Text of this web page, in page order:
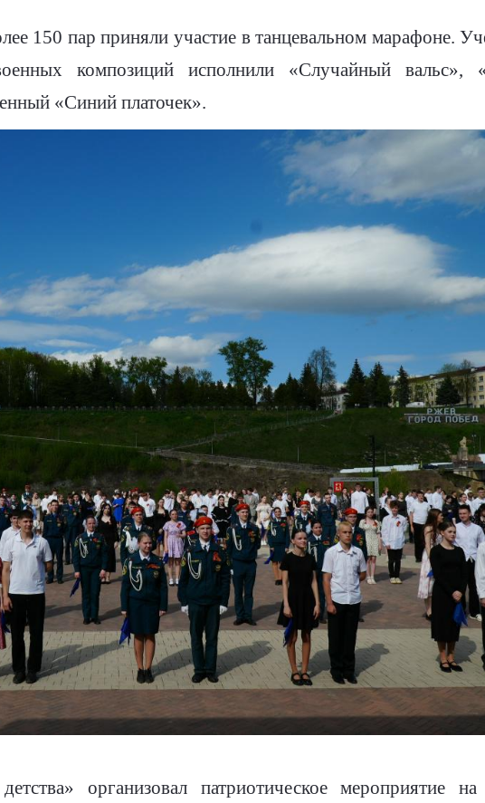
150 пар приняли участие в танцевальном марафоне.
композиций исполнили «Случайный вальс»,
«Синий платочек».
организовал патриотическое мероприятие на